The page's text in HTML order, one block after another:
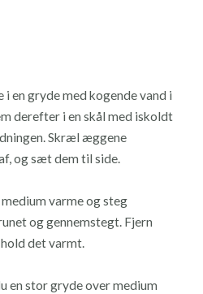
en gryde med kogende vand i
derefter i en skål med iskoldt
Skræl æggene
og sæt dem til side.
varme og steg
og gennemstegt. Fjern
det varmt.
en stor gryde over medium